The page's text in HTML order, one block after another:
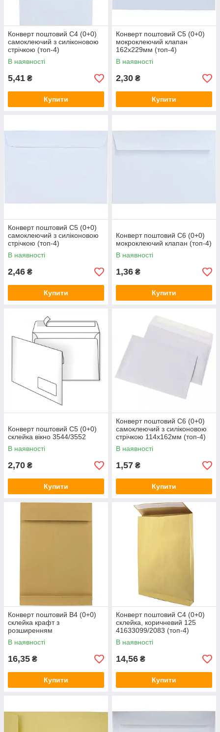
Конверт поштовий С4 (0+0)
самоклеючий з силіконовою
стрічкою (топ-4)
В наявності
5,41 ₴
Купити
Конверт поштовий С5 (0+0)
мокроклеючий клапан
162х229мм (топ-4)
В наявності
2,30 ₴
Купити
Конверт поштовий С5 (0+0)
самоклеючий з силіконовою
стрічкою (топ-4)
В наявності
2,46 ₴
Купити
Конверт поштовий С6 (0+0)
мокроклеючий клапан (топ-4)
В наявності
1,36 ₴
Купити
Конверт поштовий C5 (0+0)
склейка вікно 3544/3552
В наявності
2,70 ₴
Купити
Конверт поштовий С6 (0+0)
самоклеючий з силіконовою
стрічкою 114х162мм (топ-4)
В наявності
1,57 ₴
Купити
Конверт поштовий B4 (0+0)
склейка крафт з
розширенням
250х353мм/40мм
391157/41733099/10238695
В наявності
16,35 ₴
Купити
Конверт поштовий C4 (0+0)
склейка, коричневий 125
41633099/2083 (топ-4)
В наявності
14,56 ₴
Купити